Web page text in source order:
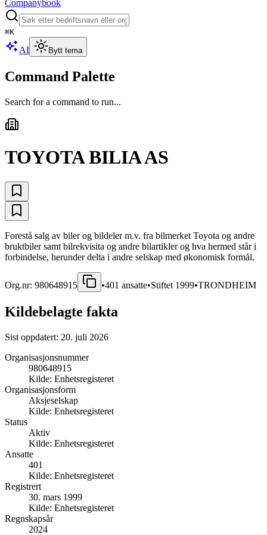
Companybook
⌘K
AI Bytt tema
Command Palette
Search for a command to run...
TOYOTA BILIA AS
Forestå salg av biler og bildeler m.v. fra bilmerket Toyota og andre
bruktbiler samt bilrekvisita og andre bilartikler og hva hermed står i
forbindelse, herunder delta i andre selskap med økonomisk formål.
Org.nr: 980648915 •401 ansatte•Stiftet 1999•TRONDHEIM
Kildebelagte fakta
Sist oppdatert: 20. juli 2026
Organisasjonsnummer
980648915
Kilde: Enhetsregisteret
Organisasjonsform
Aksjeselskap
Kilde: Enhetsregisteret
Status
Aktiv
Kilde: Enhetsregisteret
Ansatte
401
Kilde: Enhetsregisteret
Registrert
30. mars 1999
Kilde: Enhetsregisteret
Regnskapsår
2024